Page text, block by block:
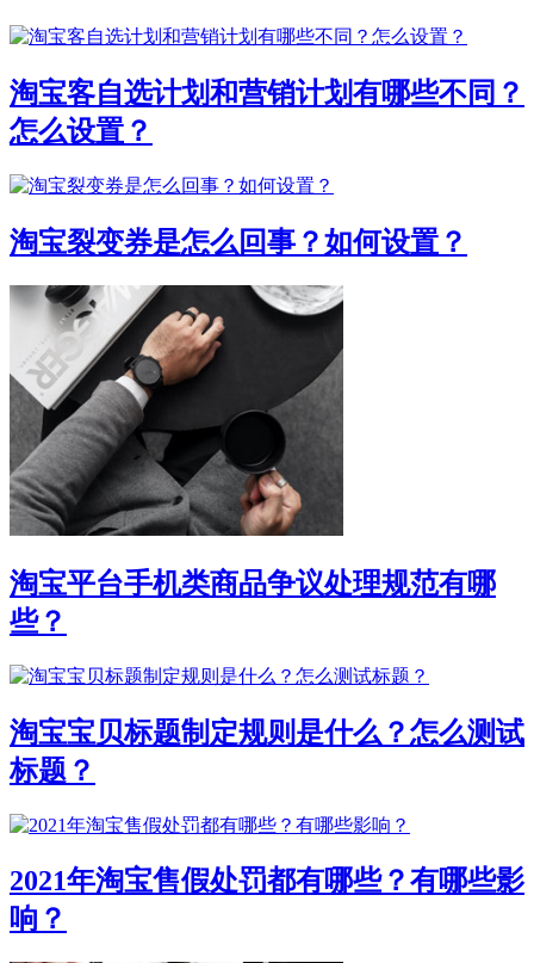
淘宝客自选计划和营销计划有哪些不同？
怎么设置？
淘宝裂变券是怎么回事？如何设置？
淘宝平台手机类商品争议处理规范有哪
些？
淘宝宝贝标题制定规则是什么？怎么测试
标题？
2021年淘宝售假处罚都有哪些？有哪些影
响？